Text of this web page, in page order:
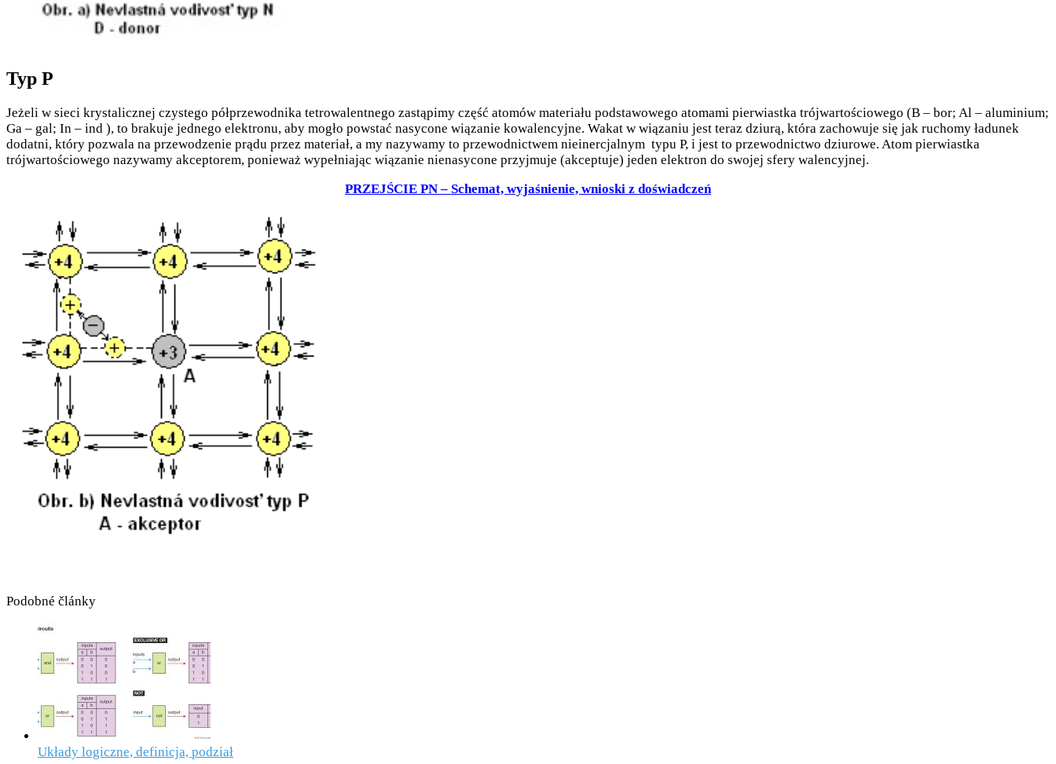
Typ P
Jeżeli w sieci krystalicznej czystego półprzewodnika tetrowalentnego zastąpimy część atomów materiału podstawowego atomami pierwiastka trójwartościowego (B – bor; Al – aluminium;
Ga – gal; In – ind ), to brakuje jednego elektronu, aby mogło powstać nasycone wiązanie kowalencyjne. Wakat w wiązaniu jest teraz dziurą, która zachowuje się jak ruchomy ładunek
dodatni, który pozwala na przewodzenie prądu przez materiał, a my nazywamy to przewodnictwem nieinercjalnym typu P, i jest to przewodnictwo dziurowe. Atom pierwiastka
trójwartościowego nazywamy akceptorem, ponieważ wypełniając wiązanie nienasycone przyjmuje (akceptuje) jeden elektron do swojej sfery walencyjnej.
PRZEJŚCIE PN – Schemat, wyjaśnienie, wnioski z doświadczeń
Podobné články
Układy logiczne, definicja, podział